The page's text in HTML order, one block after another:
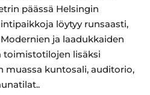
päässä Helsingin
löytyy runsaasti,
ja laadukkaiden
toimistotilojen lisäksi
muassa kuntosali, auditorio,